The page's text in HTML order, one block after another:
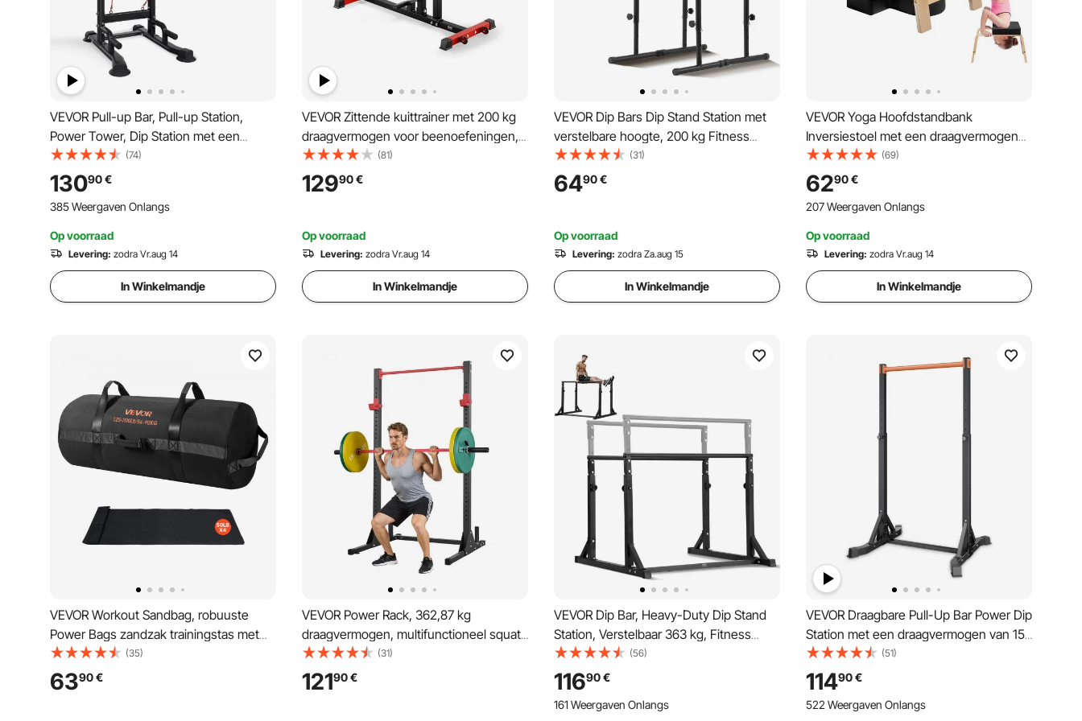
VEVOR Pull-up Bar, Pull-up Station,
Power Tower, Dip Station met een
draagvermogen van 150 kg, H-frame
constructie en rugvulling, 12-voudig in
hoogte verstelbaar, multifunctionele
training voor armen en rug
(74)
13090€
385 Weergaven Onlangs
Op voorraad
Levering: zodra Vr.aug 14
In Winkelmandje
VEVOR Zittende kuittrainer met 200 kg
draagvermogen voor beenoefeningen,
krachttrainer voor het onderlichaam,
geschikt voor gewichtsschijven (25,4 /
50,8 mm)
(81)
12990€
Op voorraad
Levering: zodra Vr.aug 14
In Winkelmandje
VEVOR Dip Bars Dip Stand Station met
verstelbare hoogte, 200 kg Fitness
Workout Dip Bar Station, Stabilisator,
Parallette Push-Up Stand, Parallelle
staven Krachttraining in de thuisgym
(31)
6490€
Op voorraad
Levering: zodra Za.aug 15
In Winkelmandje
VEVOR Yoga Hoofdstandbank
Inversiestoel met een draagvermogen
van 136 kg voor de thuisgym,
hoofdstandtrainer met houten frame en
PU-bekleding, staande yogakruk voor
kracht- en balanstraining
(69)
6290€
207 Weergaven Onlangs
Op voorraad
Levering: zodra Vr.aug 14
In Winkelmandje
VEVOR Workout Sandbag, robuuste
Power Bags zandzak trainingstas met
handvatten, verstelbaar 56-90 kg voor
fitness krachttraining, crosstraining,
gymoefeningen, zwart (ongevuld)
(35)
6390€
VEVOR Power Rack, 362,87 kg
draagvermogen, multifunctioneel squat
rack voor thuisgym,
krachttrainingsapparaat met 28-voudig
verstelbare J-haken voor barbell squats,
(31)
12190€
VEVOR Dip Bar, Heavy-Duty Dip Stand
Station, Verstelbaar 363 kg, Fitness
Workout Dip Bar Station Stabilisator
Parallette Push-Up Stand, Parallelle
staven voor krachttraining in de
sportschool aan huis
(56)
11690€
161 Weergaven Onlangs
VEVOR Draagbare Pull-Up Bar Power Dip
Station met een draagvermogen van 150
kg, vrijstaand met H-frame constructie
en stalen buizen, 8-voudig in hoogte
verstelbaar, training van armen, rug en
borst
(51)
11490€
522 Weergaven Onlangs